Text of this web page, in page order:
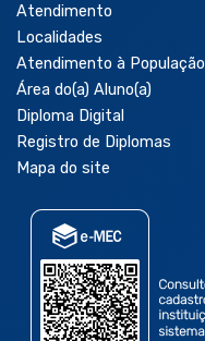
Atendimento
Localidades
Atendimento à População
Área do(a) Aluno(a)
Diploma Digital
Registro de Diplomas
Mapa do site